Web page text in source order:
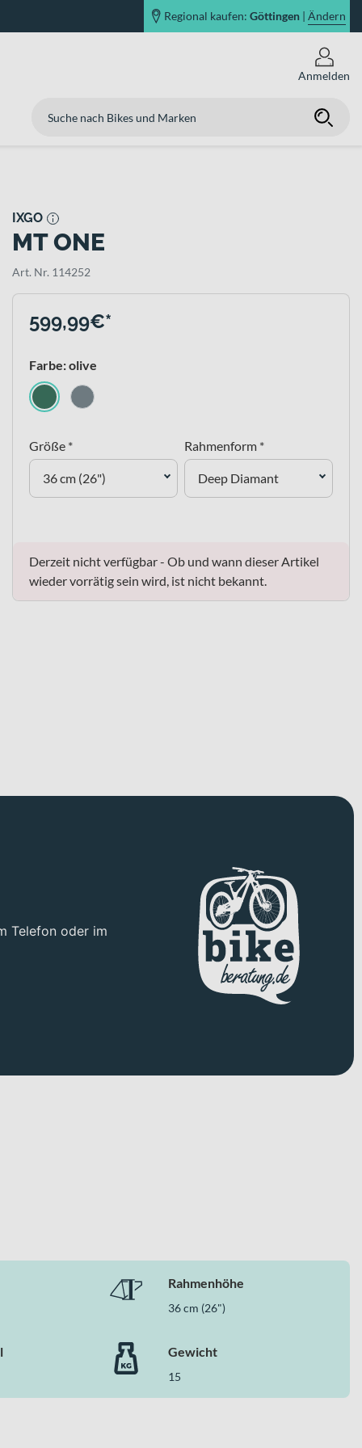
Regional kaufen: Göttingen | Ändern
Anmelden
IXGO
MT ONE
Art. Nr. 114252
599,99€*
Farbe: olive
Größe *
36 cm (26")
Rahmenform *
Deep Diamant
Derzeit nicht verfügbar - Ob und wann dieser Artikel
wieder vorrätig sein wird, ist nicht bekannt.
Telefon oder im
Rahmenhöhe
36 cm (26")
Gewicht
15